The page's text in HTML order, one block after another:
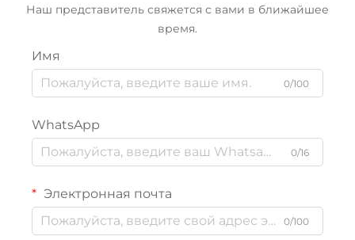
Наш представитель свяжется с вами в ближайшее
время.
Имя
0/100
WhatsApp
0/16
Электронная почта
0/100